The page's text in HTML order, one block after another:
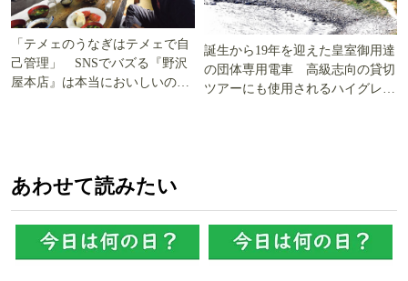
「テメェのうなぎはテメェで自
己管理」 SNSでバズる『野沢
屋本店』は本当においしいの
誕生から19年を迎えた皇室御用達
の団体専用電車 高級志向の貸切
ツアーにも使用されるハイグレー
あわせて読みたい